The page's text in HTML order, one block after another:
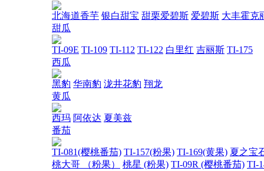
北海道香芋 银白甜宝 甜栗爱碧斯 爱碧斯 大丰霍克
甜瓜
TI-09E TI-109 TI-112 TI-122 白里红 吉丽斯 TI-175
西瓜
黑豹 华南豹 泷井花豹 翔龙
黄瓜
西玛 阿依达 夏美兹
番茄
TI-081(樱桃番茄) TI-157(粉果) TI-169(黄果) 夏之宝
桃大哥 （粉果）
桃星 (粉果) TI-09R (樱桃番茄) TI-